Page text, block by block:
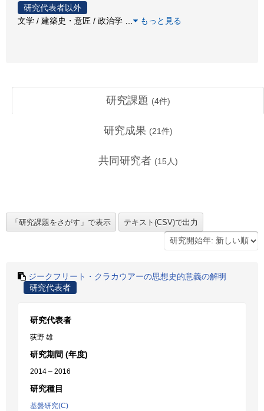
研究代表者以外
文学 / 建築史・意匠 / 政治学
もっと見る
研究課題 (4件)
研究成果 (21件)
共同研究者 (15 人)
ジークフリート・クラカウアーの思想史的意義の解明
研究代表者
研究代表者
荻野 雄
研究期間 (年度)
2014 – 2016
研究種目
基盤研究(C)